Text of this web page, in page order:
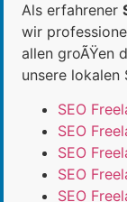
Als erfahrener
wir
allen groÃŸen
unsere lokalen
SEO
SEO
SEO
SEO
SEO